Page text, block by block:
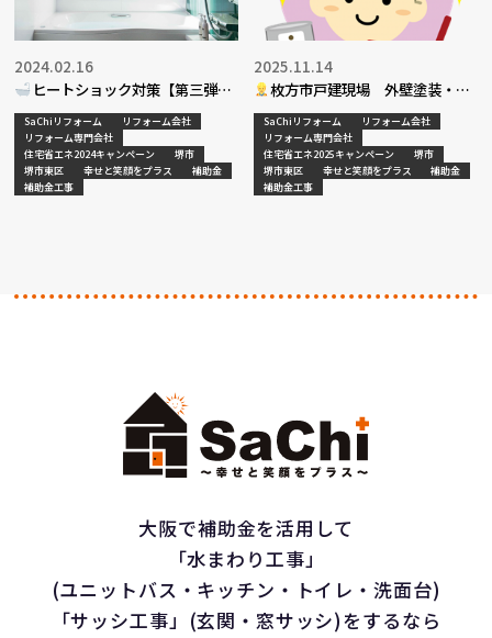
ヒートショック対策【第三弾】
2024.02.16
SaChiリフォーム
リフォーム会社
リフォーム専門会社
住宅省エネ2024キャンペーン
堺市
堺市東区
幸せと笑顔をプラス
補助金
補助金工事
枚方市戸建現場 外壁塗装・内
装リフォーム工事
2025.11.14
SaChiリフォーム
リフォーム会社
リフォーム専門会社
住宅省エネ2025キャンペーン
堺市
堺市東区
幸せと笑顔をプラス
補助金
補助金工事
大阪で補助金を活用して
「水まわり工事」
(ユニットバス・キッチン・トイレ・洗面台)
「サッシ工事」(玄関・窓サッシ)をするなら